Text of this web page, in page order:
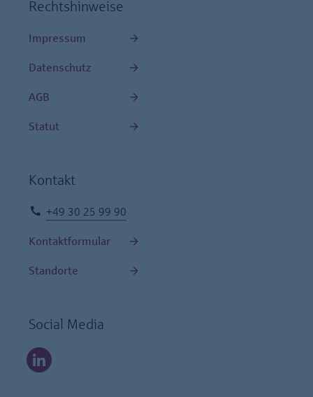
Rechtshinweise
Impressum
Datenschutz
AGB
Statut
Kontakt
+49 30 25 99 90
Kontaktformular
Standorte
Social Media